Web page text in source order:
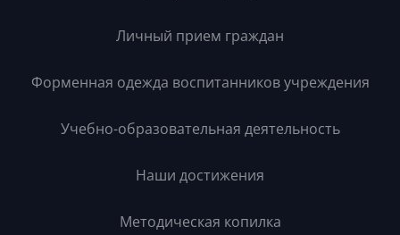
Личный прием граждан
Форменная одежда воспитанников учреждения
Учебно-образовательная деятельность
Наши достижения
Методическая копилка